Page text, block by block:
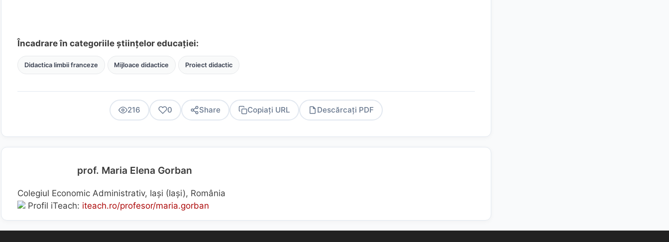
Încadrare în categoriile științelor educației:
Didactica limbii franceze Mijloace didactice Proiect didactic
216 0 Share Copiați URL Descărcați PDF
prof. Maria Elena Gorban
Colegiul Economic Administrativ, Iași (Iaşi), România
Profil iTeach: iteach.ro/profesor/maria.gorban